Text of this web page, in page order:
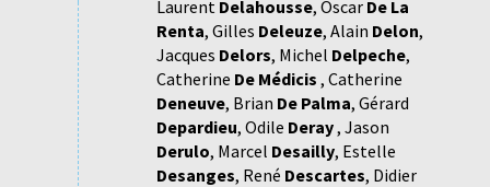
Laurent Delahousse, Oscar De La
Renta, Gilles Deleuze, Alain Delon,
Jacques Delors, Michel Delpeche,
Catherine De Médicis , Catherine
Deneuve, Brian De Palma, Gérard
Depardieu, Odile Deray, Jason
Derulo, Marcel Desailly, Estelle
Desanges, René Descartes, Didier